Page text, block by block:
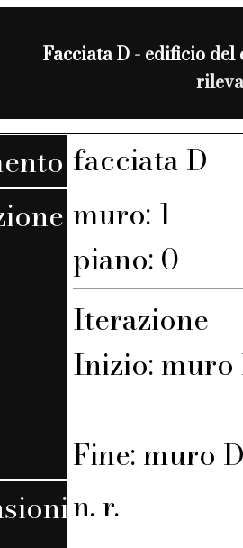
Facciata D - edificio
facciata D
muro: 1
piano: 0
Iterazione
Inizio: muro
Fine: muro
n. r.